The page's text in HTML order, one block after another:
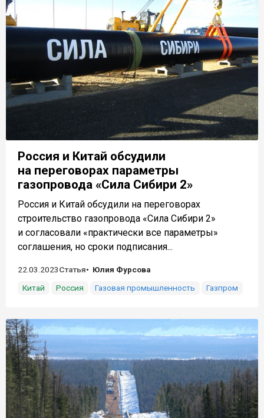
Россия и Китай обсудили
на переговорах параметры
газопровода «Сила Сибири 2»
Россия и Китай обсудили на переговорах
строительство газопровода «Сила Сибири 2»
и согласовали «практически все параметры»
соглашения, но сроки подписания...
22.03.2023Статья
Юлия Фурсова
Китай
Россия Газовая промышленность Газпром